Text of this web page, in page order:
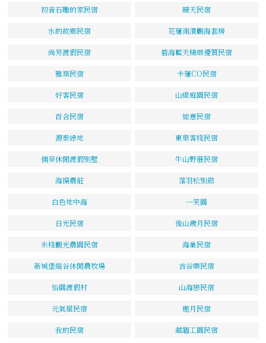
初音石雕的家民宿 晴天民宿
水的故鄉民宿 花蓮南濱觀海套房
尚芳渡假民宿 碧海藍天精緻優質民宿
雅築民宿 卡蓮CO民宿
好客民宿 山緹庭園民宿
百合民宿 如意民宿
源泰綠地 東里客棧民宿
倆呆休閒渡假別墅 牛山野厝民宿
海揚農莊 落羽松別館
白色地中海 一笑園
日光民宿 後山歲月民宿
米棧觀光農園民宿 海巢民宿
新城堡縱谷休閒農牧場 吉谷樂民宿
怡園渡假村 山海戀民宿
元氣屋民宿 邀月民宿
我的民宿 越牆工園民宿